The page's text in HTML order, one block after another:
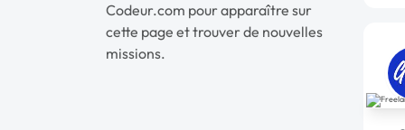
Codeur.com pour apparaître sur
cette page et trouver de nouvelles
missions.